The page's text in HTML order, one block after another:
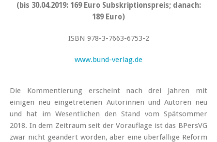
(bis 30.04.2019: 169 Euro Subskriptionspreis; danach:
189 Euro)
ISBN 978-3-7663-6753-2
www.bund-verlag.de
Die Kommentierung erscheint nach drei Jahren mit
einigen neu eingetretenen Autorinnen und Autoren neu
und hat im Wesentlichen den Stand vom Spätsommer
2018. In dem Zeitraum seit der Vorauflage ist das BPersVG
zwar nicht geändert worden, aber eine überfällige Reform